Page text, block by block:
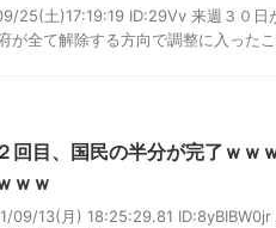
25(土)17:19:19 ID:29Vv 来週３０日
が全て解除する方向で調整に入った
回目、国民の半分が完了ｗｗ
ｗｗ
09/13(月) 18:25:29.81